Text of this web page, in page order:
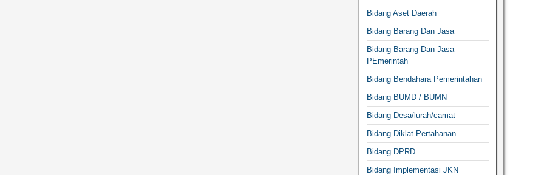
Bidang Aset Daerah
Bidang Barang Dan Jasa
Bidang Barang Dan Jasa
PEmerintah
Bidang Bendahara Pemerintahan
Bidang BUMD / BUMN
Bidang Desa/lurah/camat
Bidang Diklat Pertahanan
Bidang DPRD
Bidang Implementasi JKN